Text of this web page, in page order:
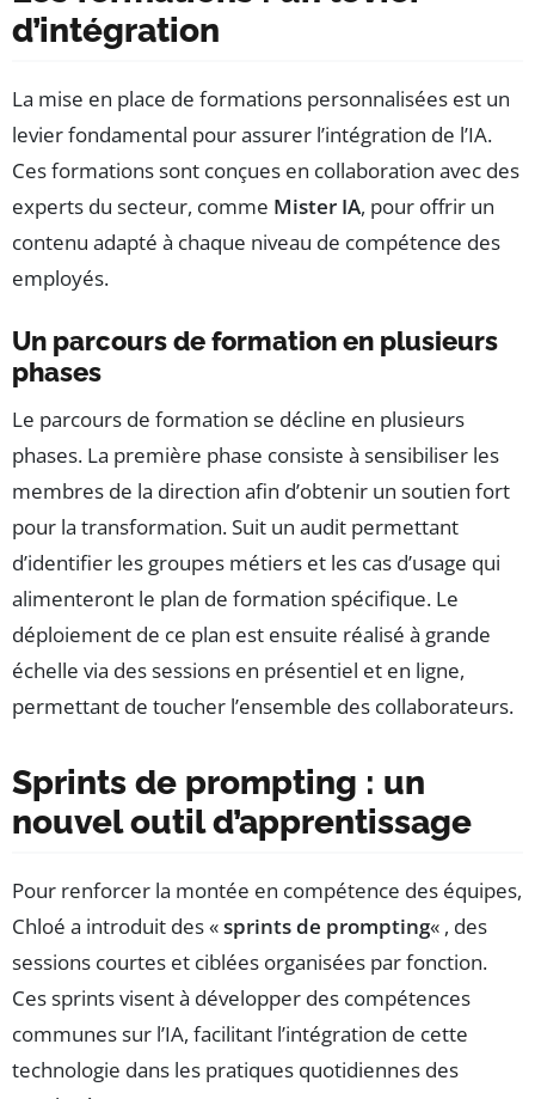
d’intégration
La mise en place de formations personnalisées est un
levier fondamental pour assurer l’intégration de l’IA.
Ces formations sont conçues en collaboration avec des
experts du secteur, comme Mister IA, pour offrir un
contenu adapté à chaque niveau de compétence des
employés.
Un parcours de formation en plusieurs
phases
Le parcours de formation se décline en plusieurs
phases. La première phase consiste à sensibiliser les
membres de la direction afin d’obtenir un soutien fort
pour la transformation. Suit un audit permettant
d’identifier les groupes métiers et les cas d’usage qui
alimenteront le plan de formation spécifique. Le
déploiement de ce plan est ensuite réalisé à grande
échelle via des sessions en présentiel et en ligne,
permettant de toucher l’ensemble des collaborateurs.
Sprints de prompting : un
nouvel outil d’apprentissage
Pour renforcer la montée en compétence des équipes,
Chloé a introduit des «sprints de prompting« , des
sessions courtes et ciblées organisées par fonction.
Ces sprints visent à développer des compétences
communes sur l’IA, facilitant l’intégration de cette
technologie dans les pratiques quotidiennes des